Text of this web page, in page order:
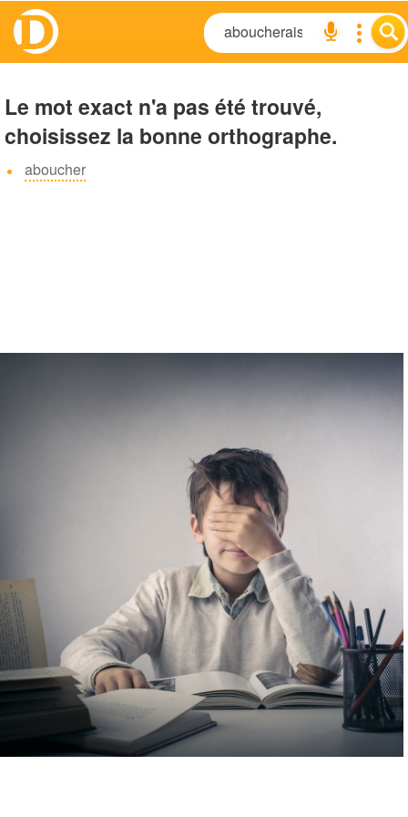
Le mot exact n'a pas été trouvé,
choisissez la bonne orthographe.
aboucher